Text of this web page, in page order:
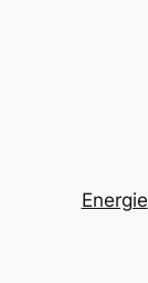
Energie